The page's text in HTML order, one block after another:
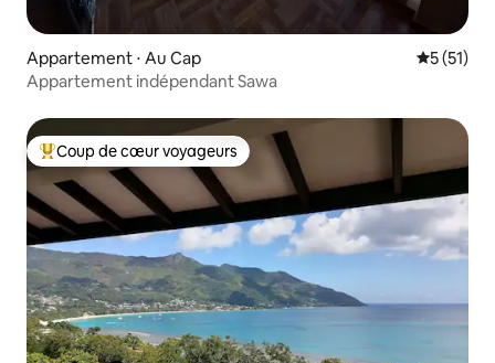
Appartement ⋅ Au Cap
5 (51)
Appartement indépendant Sawa
Coups de cœur voyageurs les plus appréciés
Coup de cœur voyageurs